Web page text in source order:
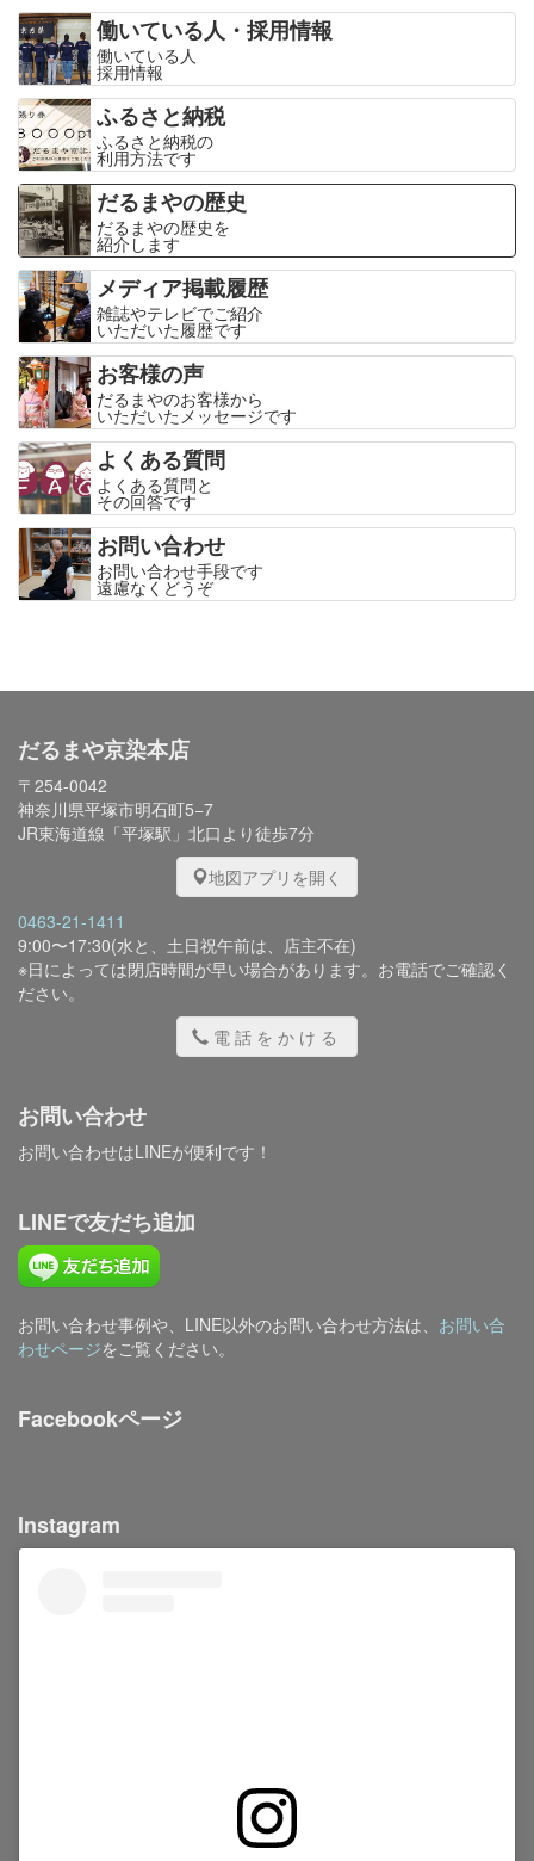
働いている人・採用情報
働いている人
採用情報
ふるさと納税
ふるさと納税の
利用方法です
だるまやの歴史
だるまやの歴史を
紹介します
メディア掲載履歴
雑誌やテレビでご紹介
いただいた履歴です
お客様の声
だるまやのお客様から
いただいたメッセージです
よくある質問
よくある質問と
その回答です
お問い合わせ
お問い合わせ手段です
遠慮なくどうぞ
だるまや京染本店
〒254-0042
神奈川県平塚市明石町5−7
JR東海道線「平塚駅」北口より徒歩7分
地図アプリを開く
0463-21-1411
9:00〜17:30(水と、土日祝午前は、店主不在)
※日によっては閉店時間が早い場合があります。お電話でご確認く
ださい。
電話をかける
お問い合わせ
お問い合わせはLINEが便利です！
LINEで友だち追加
お問い合わせ事例や、LINE以外のお問い合わせ方法は、 お問い合
わせページをご覧ください。
Facebookページ
Instagram